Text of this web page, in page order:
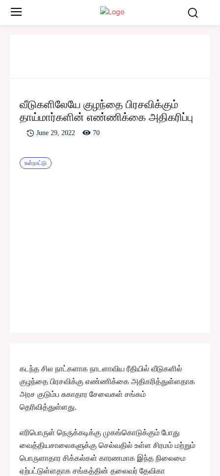
வீடுகளிலேயே குழந்தை பிரசவிக்கும்
தாய்மார்களின் எண்ணிக்கை அதிகரிப்பு
June 29, 2022 70
உள்நாட்டு
கடந்த சில நாட்களாக நாடளாவிய ரீதியில் வீடுகளில்
குழந்தை பிரசவிக்கு எண்ணிக்கை அதிகரித்துள்ளதாக
அரச குடும்ப சுகாதார சேவைகள் சங்கம்
தெரிவித்துள்ளது.
எரிபொருள் நெருக்கடிக்கு முகங்கொடுக்கும் போது
வைத்தியசாலைகளுக்கு செல்வதில் உள்ள சிரமம் மற்றும்
பொருளாதார சிக்கல்கள் காரணமாக இந்த நிலைமை
ஏற்பட்டுள்ளதாக சங்கத்தின் தலைவர் தேவிகா